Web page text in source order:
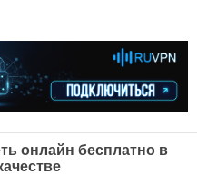
онлайн бесплатно в